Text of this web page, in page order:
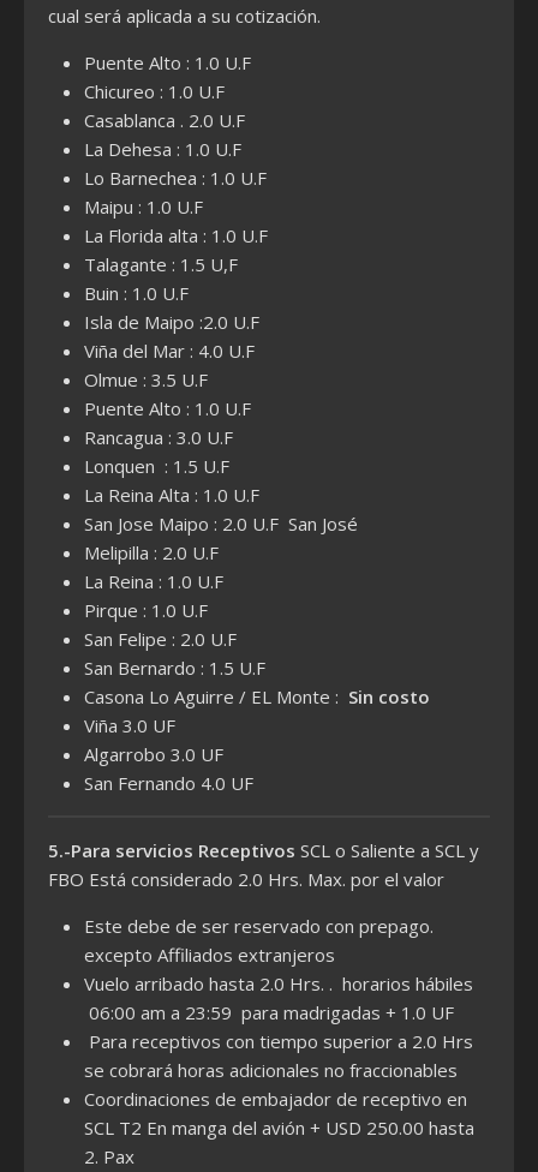
cual será aplicada a su cotización.
Puente Alto : 1.0 U.F
Chicureo : 1.0 U.F
Casablanca . 2.0 U.F
La Dehesa : 1.0 U.F
Lo Barnechea : 1.0 U.F
Maipu : 1.0 U.F
La Florida alta : 1.0 U.F
Talagante : 1.5 U,F
Buin : 1.0 U.F
Isla de Maipo :2.0 U.F
Viña del Mar : 4.0 U.F
Olmue : 3.5 U.F
Puente Alto : 1.0 U.F
Rancagua : 3.0 U.F
Lonquen : 1.5 U.F
La Reina Alta : 1.0 U.F
San Jose Maipo : 2.0 U.F San José
Melipilla : 2.0 U.F
La Reina : 1.0 U.F
Pirque : 1.0 U.F
San Felipe : 2.0 U.F
San Bernardo : 1.5 U.F
Casona Lo Aguirre / EL Monte : Sin costo
Viña 3.0 UF
Algarrobo 3.0 UF
San Fernando 4.0 UF
5.-Para servicios Receptivos SCL o Saliente a SCL y
FBO Está considerado 2.0 Hrs. Max. por el valor
Este debe de ser reservado con prepago.
excepto Affiliados extranjeros
Vuelo arribado hasta 2.0 Hrs. . horarios hábiles
06:00 am a 23:59 para madrigadas + 1.0 UF
Para receptivos con tiempo superior a 2.0 Hrs
se cobrará horas adicionales no fraccionables
Coordinaciones de embajador de receptivo en
SCL T2 En manga del avión + USD 250.00 hasta
2. Pax